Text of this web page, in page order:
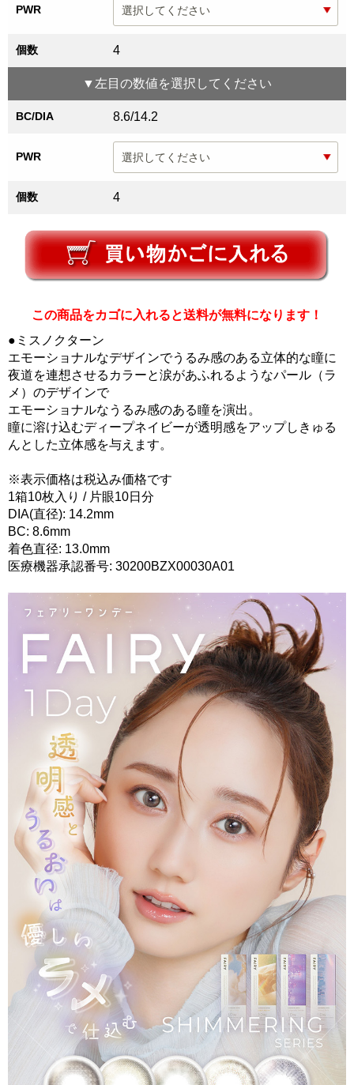
PWR
個数 4
▼ 左目 の数値を選択してください
BC/DIA 8.6/14.2
PWR
個数 4
この商品をカゴに入れると送料が無料になります！
●ミスノクターン
エモーショナルなデザインでうるみ感のある立体的な瞳に
夜道を連想させるカラーと涙があふれるようなパール（ラ
メ）のデザインで
エモーショナルなうるみ感のある瞳を演出。
瞳に溶け込むディープネイビーが透明感をアップしきゅる
んとした立体感を与えます。
※表示価格は税込み価格です
1箱10枚入り / 片眼10日分
DIA(直径): 14.2mm
BC: 8.6mm
着色直径: 13.0mm
医療機器承認番号: 30200BZX00030A01